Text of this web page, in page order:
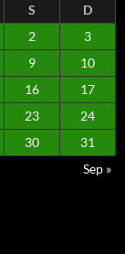
S
D
2
3
9
10
16
17
23
24
30
31
Sep »